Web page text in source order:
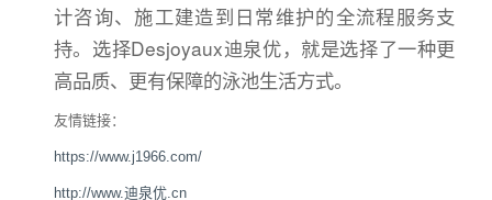
计咨询、施工建造到日常维护的全流程服务支
持。选择Desjoyaux迪泉优，就是选择了一种更
高品质、更有保障的泳池生活方式。
友情链接：
https://www.j1966.com/
http://www.迪泉优.cn